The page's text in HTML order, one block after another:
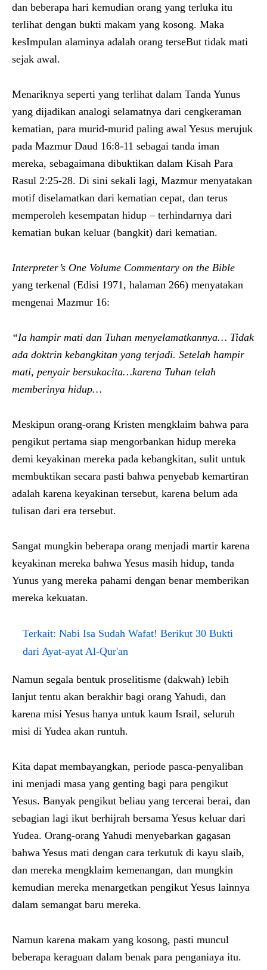
dan beberapa hari kemudian orang yang terluka itu
terlihat dengan bukti makam yang kosong. Maka
kesImpulan alaminya adalah orang terseBut tidak mati
sejak awal.
Menariknya seperti yang terlihat dalam Tanda Yunus
yang dijadikan analogi selamatnya dari cengkeraman
kematian, para murid-murid paling awal Yesus merujuk
pada Mazmur Daud 16:8-11 sebagai tanda iman
mereka, sebagaimana dibuktikan dalam Kisah Para
Rasul 2:25-28. Di sini sekali lagi, Mazmur menyatakan
motif diselamatkan dari kematian cepat, dan terus
memperoleh kesempatan hidup – terhindarnya dari
kematian bukan keluar (bangkit) dari kematian.
Interpreter’s One Volume Commentary on the Bible
yang terkenal (Edisi 1971, halaman 266) menyatakan
mengenai Mazmur 16:
“Ia hampir mati dan Tuhan menyelamatkannya… Tidak
ada doktrin kebangkitan yang terjadi. Setelah hampir
mati, penyair bersukacita…karena Tuhan telah
memberinya hidup…
Meskipun orang-orang Kristen mengklaim bahwa para
pengikut pertama siap mengorbankan hidup mereka
demi keyakinan mereka pada kebangkitan, sulit untuk
membuktikan secara pasti bahwa penyebab kemartiran
adalah karena keyakinan tersebut, karena belum ada
tulisan dari era tersebut.
Sangat mungkin beberapa orang menjadi martir karena
keyakinan mereka bahwa Yesus masih hidup, tanda
Yunus yang mereka pahami dengan benar memberikan
mereka kekuatan.
Terkait: Nabi Isa Sudah Wafat! Berikut 30 Bukti
dari Ayat-ayat Al-Qur'an
Namun segala bentuk proselitisme (dakwah) lebih
lanjut tentu akan berakhir bagi orang Yahudi, dan
karena misi Yesus hanya untuk kaum Israil, seluruh
misi di Yudea akan runtuh.
Kita dapat membayangkan, periode pasca-penyaliban
ini menjadi masa yang genting bagi para pengikut
Yesus. Banyak pengikut beliau yang tercerai berai, dan
sebagian lagi ikut berhijrah bersama Yesus keluar dari
Yudea. Orang-orang Yahudi menyebarkan gagasan
bahwa Yesus mati dengan cara terkutuk di kayu slaib,
dan mereka mengklaim kemenangan, dan mungkin
kemudian mereka menargetkan pengikut Yesus lainnya
dalam semangat baru mereka.
Namun karena makam yang kosong, pasti muncul
beberapa keraguan dalam benak para penganiaya itu.